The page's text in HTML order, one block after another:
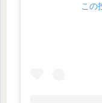
この